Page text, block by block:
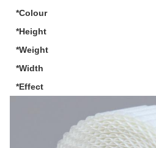
*Colour
*Height
*Weight
*Width
*Effect